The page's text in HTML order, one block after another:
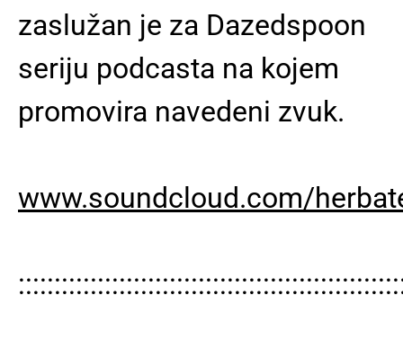
zaslužan je za Dazedspoon
seriju podcasta na kojem
promovira navedeni zvuk.
www.soundcloud.com/